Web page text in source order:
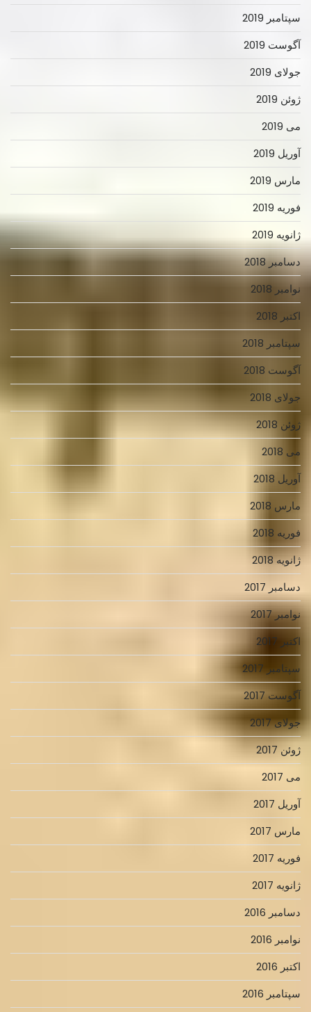
سپتامبر 2019
آگوست 2019
جولای 2019
ژوئن 2019
می 2019
آوریل 2019
مارس 2019
فوریه 2019
ژانویه 2019
دسامبر 2018
نوامبر 2018
اکتبر 2018
سپتامبر 2018
آگوست 2018
جولای 2018
ژوئن 2018
می 2018
آوریل 2018
مارس 2018
فوریه 2018
ژانویه 2018
دسامبر 2017
نوامبر 2017
اکتبر 2017
سپتامبر 2017
آگوست 2017
جولای 2017
ژوئن 2017
می 2017
آوریل 2017
مارس 2017
فوریه 2017
ژانویه 2017
دسامبر 2016
نوامبر 2016
اکتبر 2016
سپتامبر 2016